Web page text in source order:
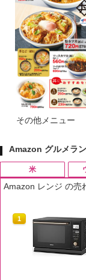
その他メニュー
Amazon グルメラ
米
1
1
1
Amazon レンジ の売
1